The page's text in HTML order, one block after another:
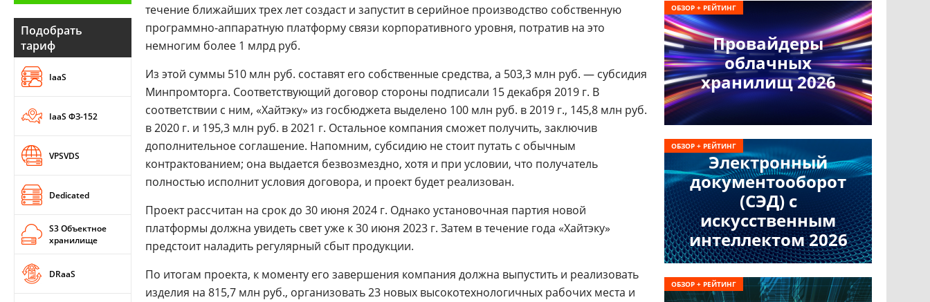
Техника
Об
издании
Реклама
Вакансии
Контакты
Дзен
Rutube
Подобрать
тариф
IaaS
IaaS ФЗ-152
VPSVDS
Dedicated
S3 Объектное
хранилище
DRaaS
течение ближайших трех лет создаст и запустит в серийное производство собственную
программно-аппаратную платформу связи корпоративного уровня, потратив на это
немногим более 1 млрд руб.
Из этой суммы 510 млн руб. составят его собственные средства, а 503,3 млн руб. — субсидия
Минпромторга. Соответствующий договор стороны подписали 15 декабря 2019 г. В
соответствии с ним, «Хайтэку» из госбюджета выделено 100 млн руб. в 2019 г., 145,8 млн руб.
в 2020 г. и 195,3 млн руб. в 2021 г. Остальное компания сможет получить, заключив
дополнительное соглашение. Напомним, субсидию не стоит путать с обычным
контрактованием; она выдается безвозмездно, хотя и при условии, что получатель
полностью исполнит условия договора, и проект будет реализован.
Проект рассчитан на срок до 30 июня 2024 г. Однако установочная партия новой
платформы должна увидеть свет уже к 30 июня 2023 г. Затем в течение года «Хайтэку»
предстоит наладить регулярный сбыт продукции.
По итогам проекта, к моменту его завершения компания должна выпустить и реализовать
изделия на 815,7 млн руб., организовать 23 новых высокотехнологичных рабочих места и
Провайдеры
облачных
хранилищ 2026
ОБЗОР + РЕЙТИНГ
Электронный
документооборот
(СЭД) с
искусственным
интеллектом 2026
ОБЗОР + РЕЙТИНГ
ОБЗОР + РЕЙТИНГ